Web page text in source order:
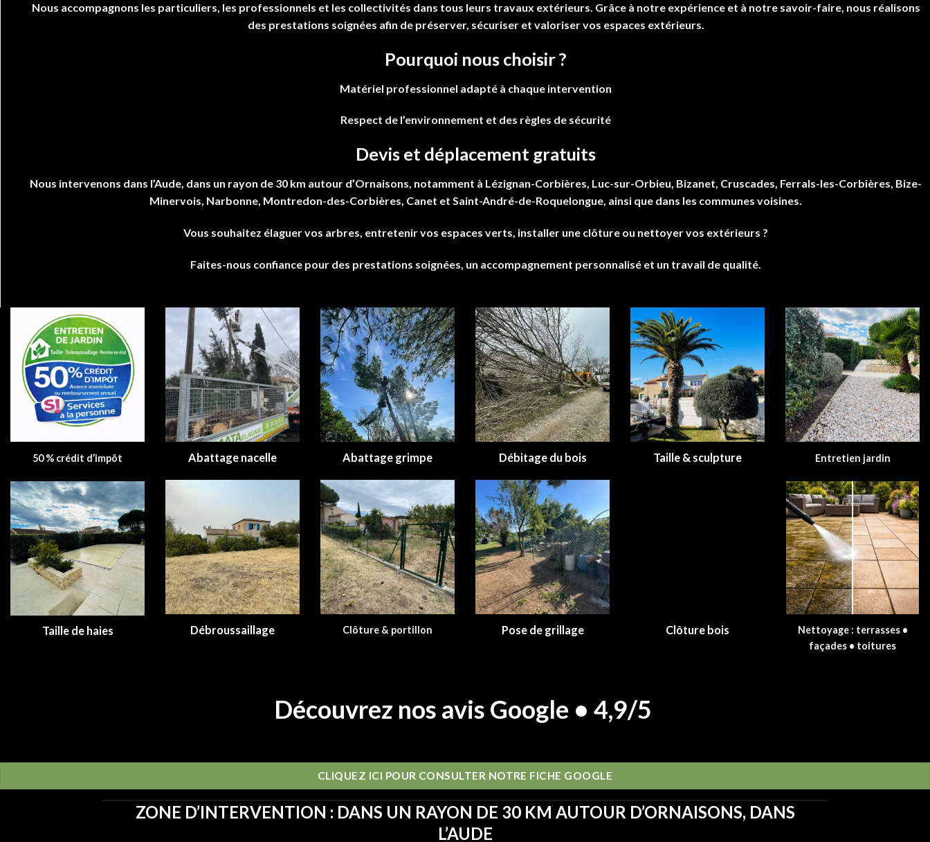
Nous accompagnons les particuliers, les professionnels et les collectivités dans tous leurs travaux extérieurs. Grâce à notre expérience et à notre savoir-faire, nous réalisons
des prestations soignées afin de préserver, sécuriser et valoriser vos espaces extérieurs.
Pourquoi nous choisir ?
Matériel professionnel adapté à chaque intervention
Respect de l’environnement et des règles de sécurité
Devis et déplacement gratuits
Nous intervenons dans l’Aude, dans un rayon de 30 km autour d’Ornaisons, notamment à Lézignan-Corbières, Luc-sur-Orbieu, Bizanet, Cruscades, Ferrals-les-Corbières, Bize-
Minervois, Narbonne, Montredon-des-Corbières, Canet et Saint-André-de-Roquelongue, ainsi que dans les communes voisines.
Vous souhaitez élaguer vos arbres, entretenir vos espaces verts, installer une clôture ou nettoyer vos extérieurs ?
Faites-nous confiance pour des prestations soignées, un accompagnement personnalisé et un travail de qualité.
50 % crédit d’impôt
Taille de haies
Abattage nacelle
Débroussaillage
Abattage grimpe
Clôture & portillon
Débitage du bois
Pose de grillage
Taille & sculpture
Clôture bois
Entretien jardin
Nettoyage : terrasses •
façades • toitures
Découvrez nos avis Google • 4,9/5
CLIQUEZ ICI POUR CONSULTER NOTRE FICHE GOOGLE
ZONE D’INTERVENTION : DANS UN RAYON DE 30 KM AUTOUR D’ORNAISONS, DANS
L’AUDE